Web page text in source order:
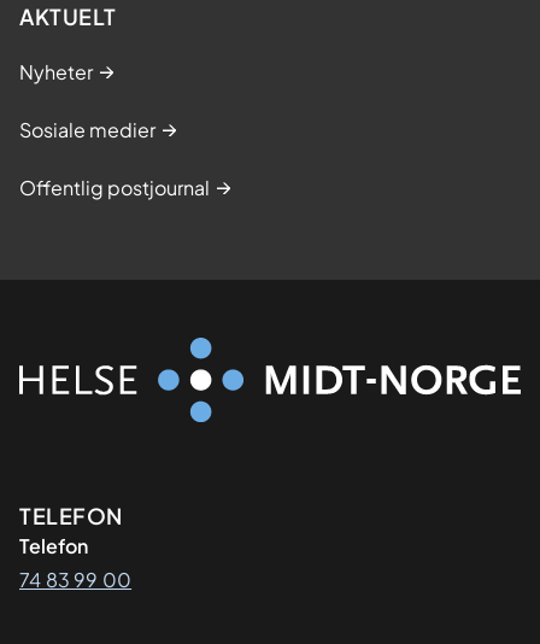
AKTUELT
Nyheter
Sosiale medier
Offentlig postjournal
Kontaktinformasjon
TELEFON
Telefon
74 83 99 00